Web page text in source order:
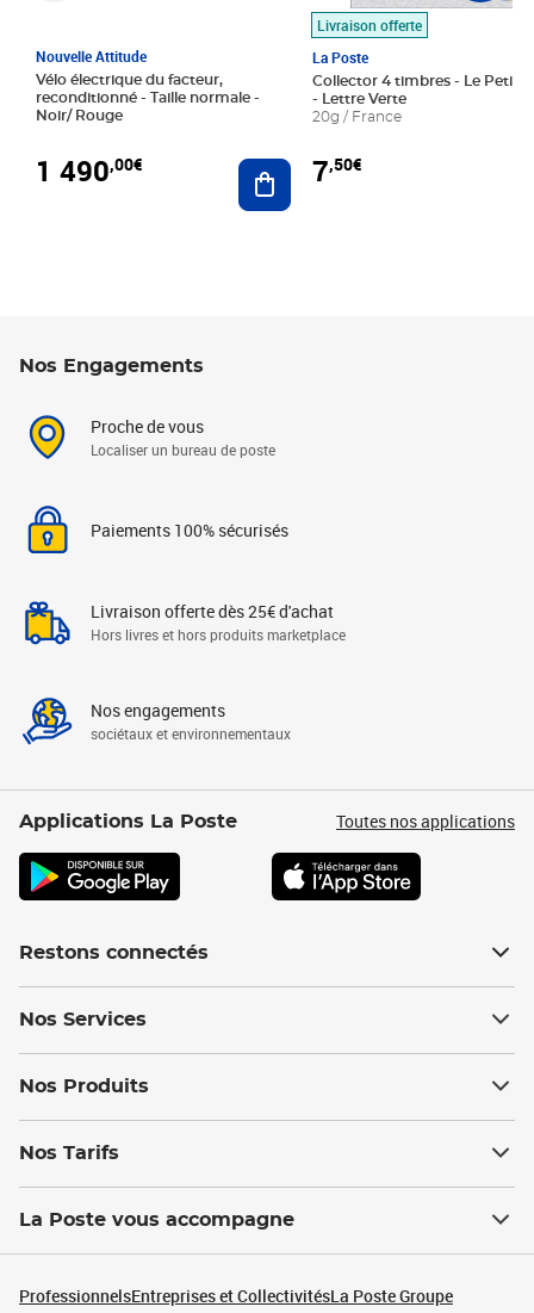
Nouvelle Attitude
Vélo électrique du facteur,
reconditionné - Taille normale -
Noir/ Rouge
1 490,00€ Ajouter au panier
Livraison offerte
La Poste
Collector 4 timbres - Le Petit
- Lettre Verte
20g / France
7,50€
Nos Engagements
Proche de vous
Localiser un bureau de poste
Paiements 100% sécurisés
Livraison offerte dès 25€ d'achat
Hors livres et hors produits marketplace
Nos engagements
sociétaux et environnementaux
Applications La Poste Toutes nos applications
Restons connectés
Nos Services
Nos Produits
Nos Tarifs
La Poste vous accompagne
ProfessionnelsEntreprises et CollectivitésLa Poste Groupe